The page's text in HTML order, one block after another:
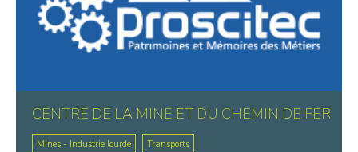
CENTRE DE LA MINE ET DU CHEMIN DE FER
Mines - Industrie lourde Transports